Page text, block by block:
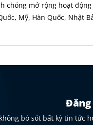
chóng mở rộng hoạt
Mỹ, Hàn Quốc, Nhật
bỏ sót bất kỳ tin tức